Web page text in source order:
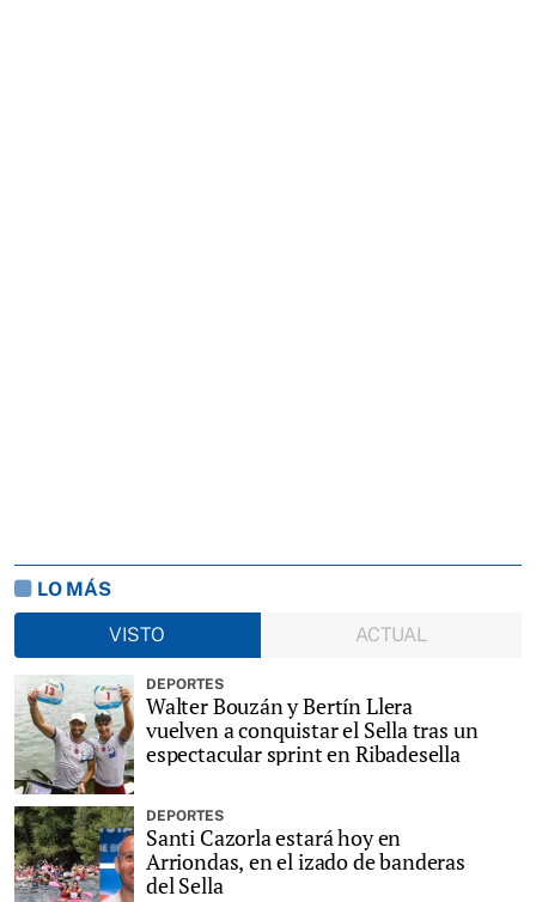
LO MÁS
VISTO
ACTUAL
DEPORTES
Walter Bouzán y Bertín Llera
vuelven a conquistar el Sella tras un
espectacular sprint en Ribadesella
DEPORTES
Santi Cazorla estará hoy en
Arriondas, en el izado de banderas
del Sella